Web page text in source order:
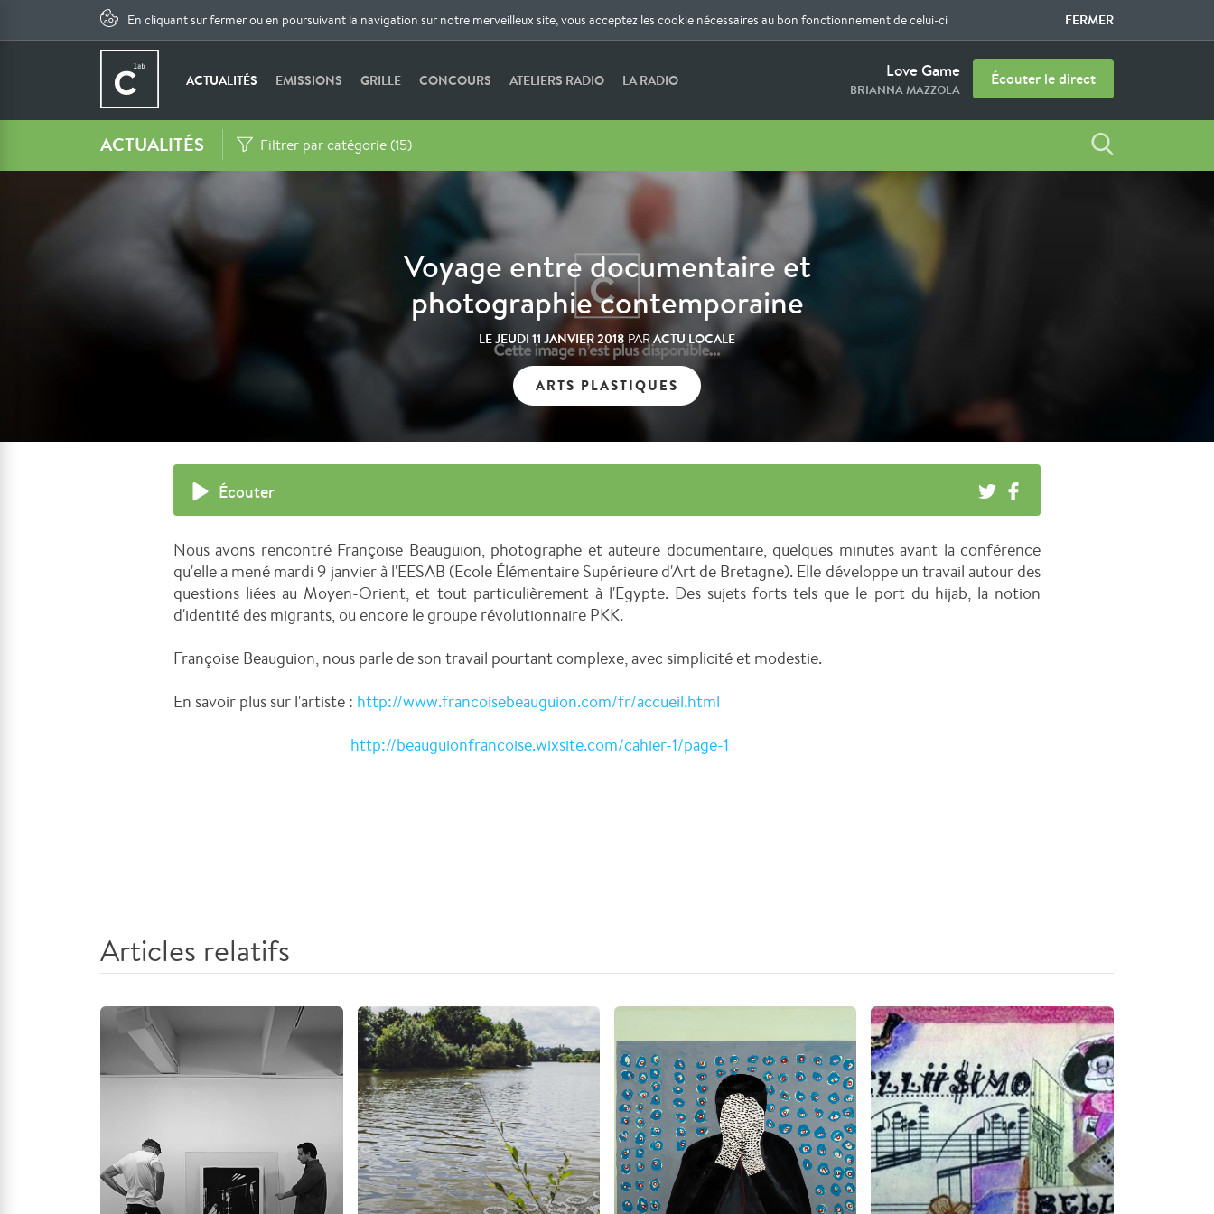
En cliquant sur fermer ou en poursuivant la navigation sur notre merveilleux site, vous acceptez les cookie nécessaires au bon fonctionnement de celui-ci FERMER
ACTUALITÉS EMISSIONS GRILLE CONCOURS ATELIERS RADIO LA RADIO Love Game
BRIANNA MAZZOLA
Écouter le direct
ACTUALITÉS Filtrer par catégorie (15)
Voyage entre documentaire et
photographie contemporaine
LEJEUDI 11 JANVIER 2018 PARACTU LOCALE
ARTS PLASTIQUES
Écouter
Nous avons rencontré Françoise Beauguion, photographe et auteure documentaire, quelques minutes avant la conférence
qu'elle a mené mardi 9 janvier à l'EESAB (Ecole Élémentaire Supérieure d'Art de Bretagne). Elle développe un travail autour des
questions liées au Moyen-Orient, et tout particulièrement à l'Egypte. Des sujets forts tels que le port du hijab, la notion
d'identité des migrants, ou encore le groupe révolutionnaire PKK.
Françoise Beauguion, nous parle de son travail pourtant complexe, avec simplicité et modestie.
En savoir plus sur l'artiste : http://www.francoisebeauguion.com/fr/accueil.html
http://beauguionfrancoise.wixsite.com/cahier-1/page-1
Articles relatifs